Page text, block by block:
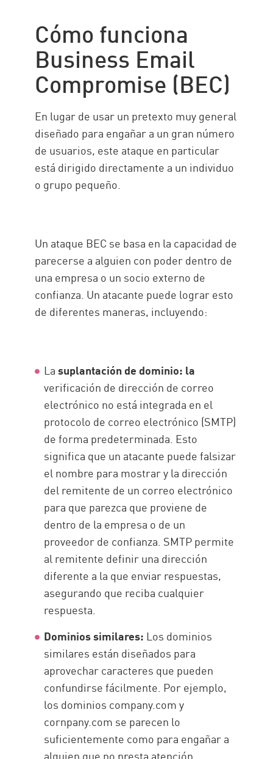
Solución de Check Point
Cómo funciona
Business Email
Compromise (BEC)
En lugar de usar un pretexto muy general
diseñado para engañar a un gran número
de usuarios, este ataque en particular
está dirigido directamente a un individuo
o grupo pequeño.
Un ataque BEC se basa en la capacidad de
parecerse a alguien con poder dentro de
una empresa o un socio externo de
confianza. Un atacante puede lograr esto
de diferentes maneras, incluyendo:
Lasuplantación de dominio: la
verificación de dirección de correo
electrónico no está integrada en el
protocolo de correo electrónico (SMTP)
de forma predeterminada. Esto
significa que un atacante puede falsizar
el nombre para mostrar y la dirección
del remitente de un correo electrónico
para que parezca que proviene de
dentro de la empresa o de un
proveedor de confianza. SMTP permite
al remitente definir una dirección
diferente a la que enviar respuestas,
asegurando que reciba cualquier
respuesta.
Dominios similares: Los dominios
similares están diseñados para
aprovechar caracteres que pueden
confundirse fácilmente. Por ejemplo,
los dominios company.com y
cornpany.com se parecen lo
suficientemente como para engañar a
alguien que no presta atención.